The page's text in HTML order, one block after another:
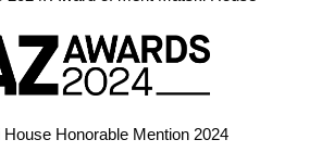
Honorable Mention 2024